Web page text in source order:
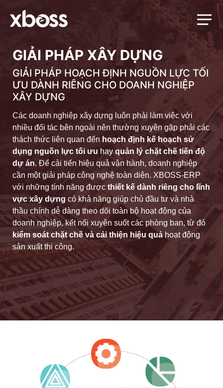
GIẢI PHÁP XÂY DỰNG
GIẢI PHÁP HOẠCH ĐỊNH NGUỒN LỰC TỐI
ƯU DÀNH RIÊNG CHO DOANH NGHIỆP
XÂY DỰNG
Các doanh nghiệp xây dựng luôn phải làm việc với
nhiều đối tác bên ngoài nên thường xuyên gặp phải các
thách thức liên quan đến hoạch định kế hoạch sử
dụng nguồn lực tối ưu hayquản lý chặt chẽ tiến độ
dự án. Để cải tiến hiệu quả vận hành, doanh nghiệp
cần một giải pháp công nghệ toàn diện. XBOSS-ERP
với những tính năng được thiết kế dành riêng cho lĩnh
vực xây dựng có khả năng giúp chủ đầu tư và nhà
thầu chính dễ dàng theo dõi toàn bộ hoạt động của
doanh nghiệp, kết nối xuyên suốt các phòng ban, từ đó
kiểm soát chặt chẽ và cải thiện hiệu quảhoạt động
sản xuất thi công.